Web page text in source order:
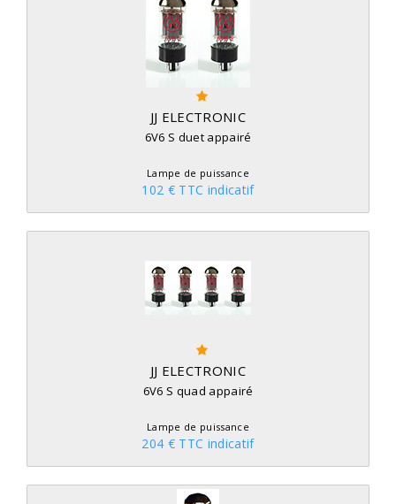
JJ ELECTRONIC
6V6 S duet appairé
Lampe de puissance
102 € TTC indicatif
JJ ELECTRONIC
6V6 S quad appairé
Lampe de puissance
204 € TTC indicatif